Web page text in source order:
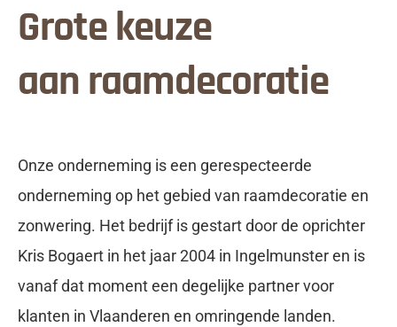
Grote keuze
aan raamdecoratie
Onze onderneming is een gerespecteerde
onderneming op het gebied van raamdecoratie en
zonwering. Het bedrijf is gestart door de oprichter
Kris Bogaert in het jaar 2004 in Ingelmunster en is
vanaf dat moment een degelijke partner voor
klanten in Vlaanderen en omringende landen.